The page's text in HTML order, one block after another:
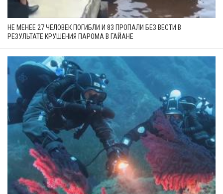
НЕ МЕНЕЕ 27 ЧЕЛОВЕК ПОГИБЛИ И 83 ПРОПАЛИ БЕЗ ВЕСТИ В
РЕЗУЛЬТАТЕ КРУШЕНИЯ ПАРОМА В ГАЙАНЕ